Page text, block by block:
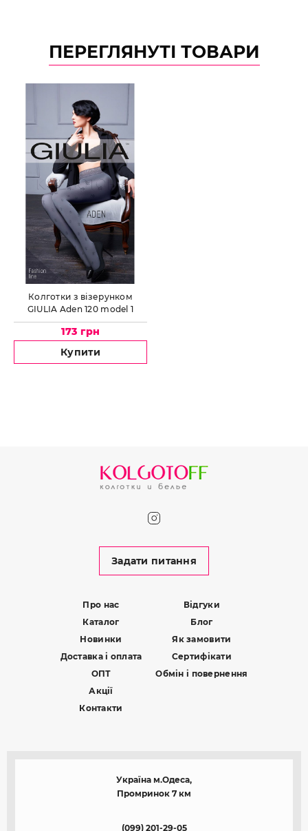
ПЕРЕГЛЯНУТІ ТОВАРИ
Колготки з візерунком
GIULIA Aden 120 model 1
173 грн
Купити
Задати питання
Про нас
Каталог
Новинки
Доставка і оплата
ОПТ
Акції
Контакти
Відгуки
Блог
Як замовити
Сертифікати
Обмін і повернення
Україна м.Одеса,
Промринок 7 км
(099) 201-29-05